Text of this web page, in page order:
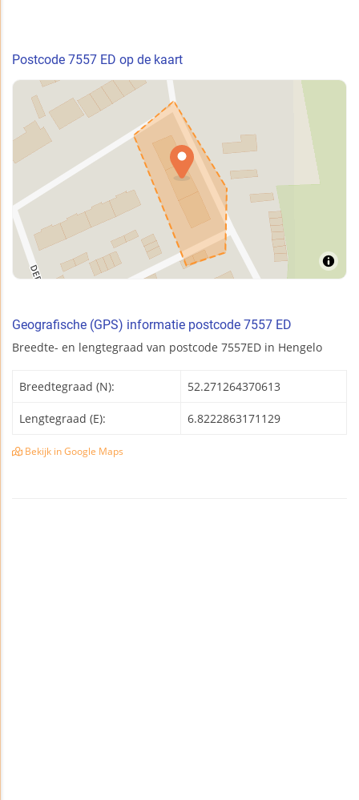
Postcode 7557 ED op de kaart
Geografische (GPS) informatie postcode 7557 ED
Breedte- en lengtegraad van postcode 7557ED in Hengelo
Breedtegraad (N): 52.271264370613
Lengtegraad (E): 6.8222863171129
Bekijk in Google Maps